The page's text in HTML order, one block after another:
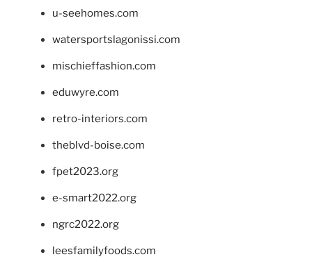
u-seehomes.com
watersportslagonissi.com
mischieffashion.com
eduwyre.com
retro-interiors.com
theblvd-boise.com
fpet2023.org
e-smart2022.org
ngrc2022.org
leesfamilyfoods.com